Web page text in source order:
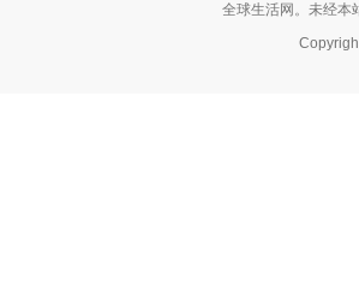
全球生活网。未经本